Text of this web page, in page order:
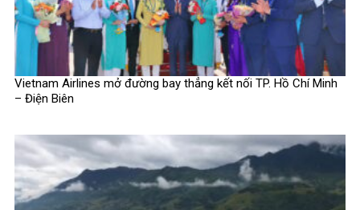
Vietnam Airlines mở đường bay thẳng kết nối TP. Hồ Chí Minh
– Điện Biên